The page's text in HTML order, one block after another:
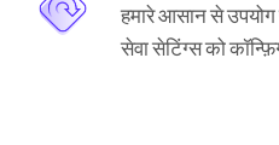
हमारे आसान से
सेवा सेटिंग्स को